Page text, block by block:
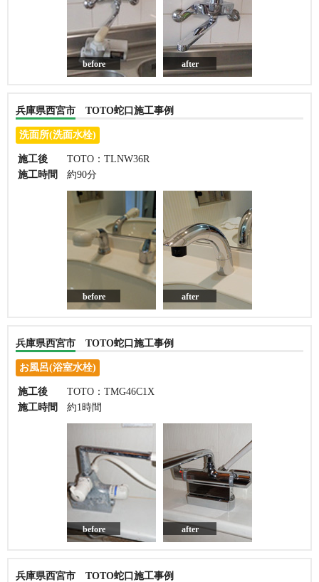
before after
兵庫県西宮市 TOTO蛇口施工事例
洗面所(洗面水栓)
施工後
TOTO：TLNW36R
施工時間
約90分
before after
兵庫県西宮市 TOTO蛇口施工事例
お風呂(浴室水栓)
施工後
TOTO：TMG46C1X
施工時間
約1時間
before after
兵庫県西宮市 TOTO蛇口施工事例